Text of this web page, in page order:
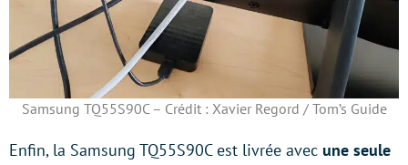
Samsung TQ55S90C – Crédit : Xavier Regord / Tom’s Guide
Enfin, la Samsung TQ55S90C est livrée avec une seule